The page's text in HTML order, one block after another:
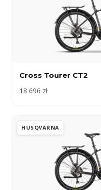
Cross Tourer CT2
18 696 zł
HUSQVARNA